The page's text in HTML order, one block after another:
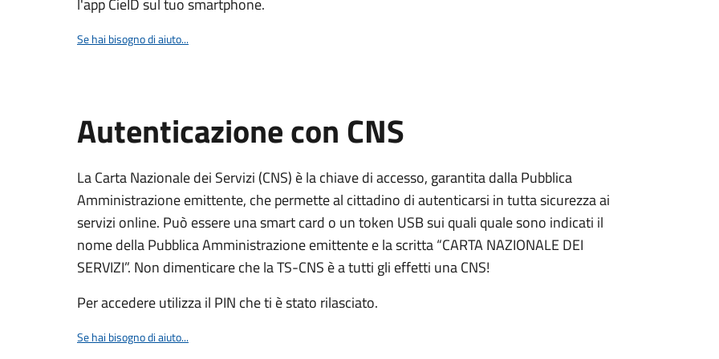
l'app CieID sul tuo smartphone.
Se hai bisogno di aiuto...
Autenticazione con CNS
La Carta Nazionale dei Servizi (CNS) è la chiave di accesso, garantita dalla Pubblica
Amministrazione emittente, che permette al cittadino di autenticarsi in tutta sicurezza ai
servizi online. Può essere una smart card o un token USB sui quali quale sono indicati il
nome della Pubblica Amministrazione emittente e la scritta “CARTA NAZIONALE DEI
SERVIZI”. Non dimenticare che la TS-CNS è a tutti gli effetti una CNS!
Per accedere utilizza il PIN che ti è stato rilasciato.
Se hai bisogno di aiuto...